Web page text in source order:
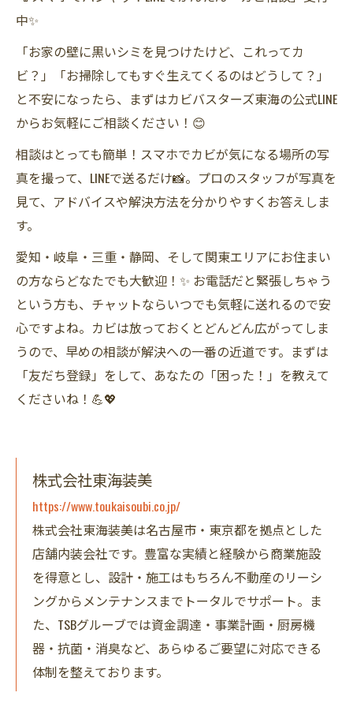
中✨
「お家の壁に黒いシミを見つけたけど、これってカ
ビ？」「お掃除してもすぐ生えてくるのはどうして？」
と不安になったら、まずはカビバスターズ東海の公式LINE
からお気軽にご相談ください！😊
相談はとっても簡単！スマホでカビが気になる場所の写
真を撮って、LINEで送るだけ📸。プロのスタッフが写真を
見て、アドバイスや解決方法を分かりやすくお答えしま
す。
愛知・岐阜・三重・静岡、そして関東エリアにお住まい
の方ならどなたでも大歓迎！✨ お電話だと緊張しちゃう
という方も、チャットならいつでも気軽に送れるので安
心ですよね。カビは放っておくとどんどん広がってしま
うので、早めの相談が解決への一番の近道です。まずは
「友だち登録」をして、あなたの「困った！」を教えて
くださいね！💪💖
株式会社東海装美
https://www.toukaisoubi.co.jp/
株式会社東海装美は名古屋市・東京都を拠点とした
店舗内装会社です。豊富な実績と経験から商業施設
を得意とし、設計・施工はもちろん不動産のリーシ
ングからメンテナンスまでトータルでサポート。ま
た、TSBグルーブでは資金調達・事業計画・厨房機
器・抗菌・消臭など、あらゆるご要望に対応できる
体制を整えております。